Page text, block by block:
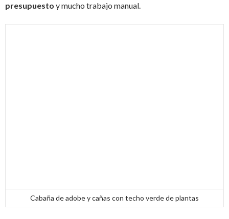
presupuesto y mucho trabajo manual.
Cabaña de adobe y cañas con techo verde de plantas